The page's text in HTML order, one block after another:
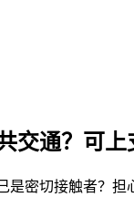
交通？可
是密切接触者？